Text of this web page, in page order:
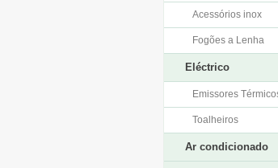
Acessórios inox
Fogões a Lenha
Eléctrico
Emissores
Toalheiros
Ar condicionado